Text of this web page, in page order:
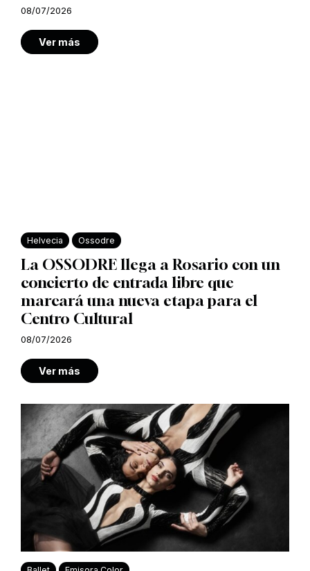
08/07/2026
Ver más
Helvecia Ossodre
La OSSODRE llega a Rosario con un
concierto de entrada libre que
marcará una nueva etapa para el
Centro Cultural
08/07/2026
Ver más